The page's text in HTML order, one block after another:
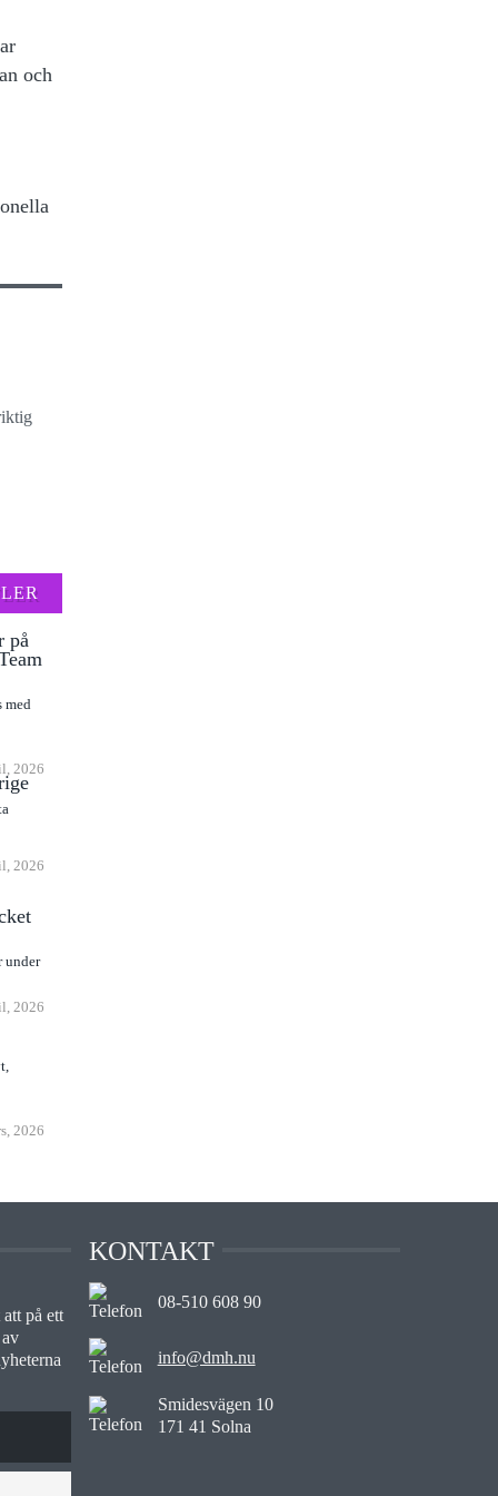
och
på
med
2026
2026
under
2026
2026
på ett
KONTAKT
08-510 608 90
info@dmh.nu
Smidesvägen 10
171 41 Solna